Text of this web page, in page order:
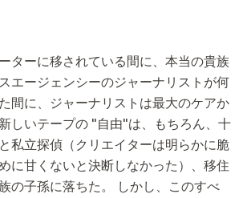
ターに移されている間に、本当の貴族
エージェンシーのジャーナリストが何
間に、ジャーナリストは最大のケアか
しいテープの "自由"は、もちろん、十
私立探偵（クリエイターは明らかに脆
に甘くないと決断しなかった）、移住
の子孫に落ちた。 しかし、このすべ